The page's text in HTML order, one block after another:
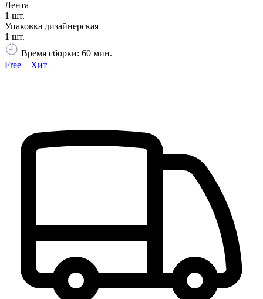
Лента
1 шт.
Упаковка дизайнерская
1 шт.
Время сборки: 60 мин.
Free
Хит